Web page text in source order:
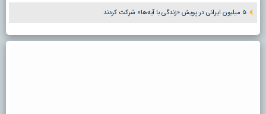
۵ میلیون ایرانی در پویش «زندگی با آیه‌ها» شرکت کردند